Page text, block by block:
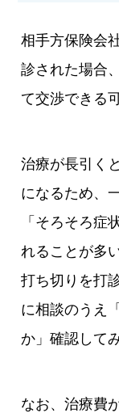
相手方保険会
診された場合
て交渉できる
治療が長引く
になるため、
「そろそろ症
れることが多
打ち切りを打
に相談のうえ
か」確認して
なお、治療費